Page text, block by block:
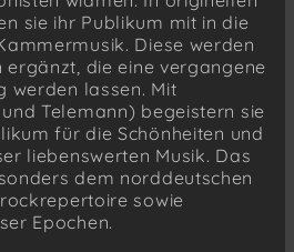
sie ihr Publikum mit in die
Diese werden
die eine vergangene
werden lassen. Mit
Telemann) begeistern sie
für die Schönheiten und
liebenswerten Musik. Das
dem norddeutschen
sowie
Epochen.